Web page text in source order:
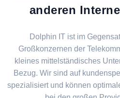
anderen
Dolphin IT ist im
Großkonzernen der
kleines mittelständisches
Bezug. Wir sind auf
spezialisiert und können